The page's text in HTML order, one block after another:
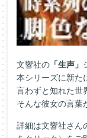
文響社の 「生声」
本シリーズに新た
言わずと知れた世
そんな彼女の言葉
詳細は文響社さん